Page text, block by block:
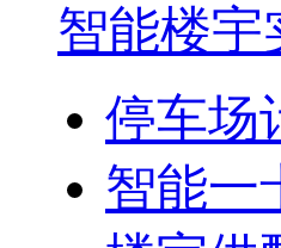
智能楼宇
停车场
智能一